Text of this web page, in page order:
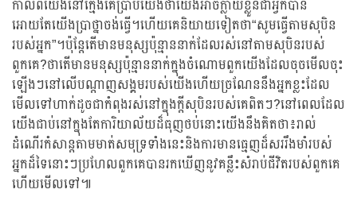
កាលពីយើងនៅក្មេងគេប្រាប់យើងថាយើងអាចក្លាយខ្លួនជាអ្វីក៏បាន
អោយតែយើងប្រាថ្នាចង់ធ្វើ។ហើយគេនិយាយទៀតថា“សូមធ្វើតាមសុបិន
របស់អ្នក”។ប៉ុន្តែតើមានមនុស្សប៉ុន្មាននាក់ដែលរស់នៅតាមសុបិនរបស់
ពួកគេ?ថាតើមានមនុស្សប៉ុន្មាននាក់ក្នុងចំណោមពួកយើងដែលចុចមើលចុះ
ឡើងៗនៅលើបណ្តាញសង្គមរបស់យើងហើយច្រណែននឹងអ្នកខ្លះដែល
មើលទៅហាក់ដូចជាកំពុងរស់នៅក្នុងក្តីសុបិនរបស់គេពិតៗ?នៅពេលដែល
យើងជាប់នៅក្នុងតែការិយាល័យដ៏ធុញថប់នោះយើងនឹងគិតថា៖រាល់
ដំណើរកំសាន្តតាមមាត់សមុទ្រទាំងនេះនិងការមានធ្មេញដ៏សររឹងមាំរបស់
អ្នកដ៏ទៃនោះៗប្រហែលពួកគេបានរកឃើញនូវគន្លឹះសំរាប់ជីវិតរបស់ពួកគេ
ហើយមើលទៅ៕